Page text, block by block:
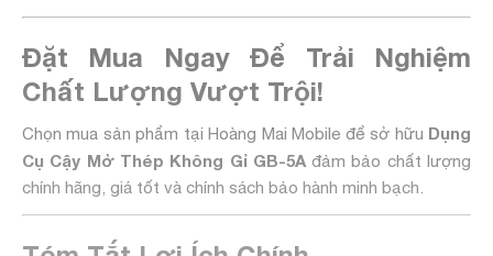
Đặt Mua Ngay Để Trải Nghiệm
Chất Lượng Vượt Trội!
Chọn mua sản phẩm tại Hoàng Mai Mobile để sở hữu Dụng
Cụ Cậy Mở Thép Không Gỉ GB-5Ađảm bảo chất lượng
chính hãng, giá tốt và chính sách bảo hành minh bạch.